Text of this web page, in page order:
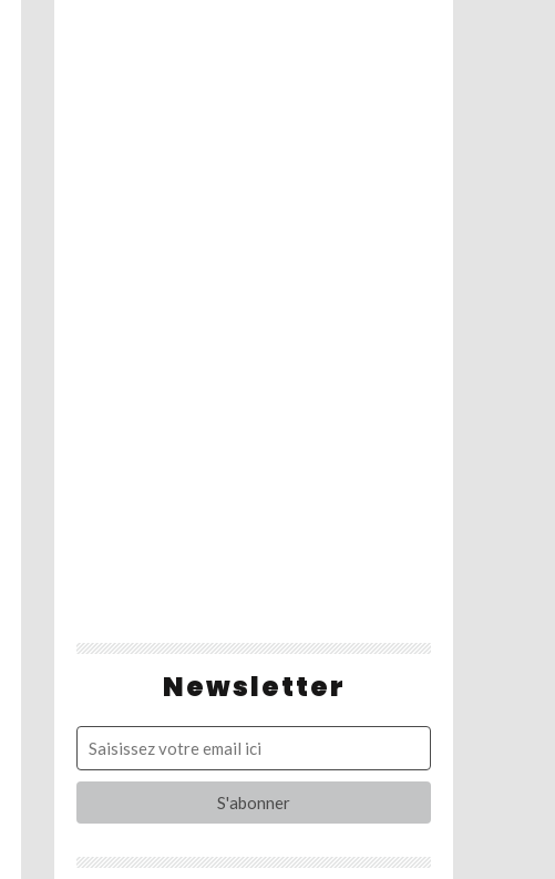
Newsletter